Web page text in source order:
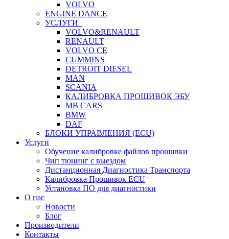
VOLVO
ENGINE DANCE
УСЛУГИ
VOLVO&RENAULT
RENAULT
VOLVO CE
CUMMINS
DETROIT DIESEL
MAN
SCANIA
КАЛИБРОВКА ПРОШИВОК ЭБУ
MB CARS
BMW
DAF
БЛОКИ УПРАВЛЕНИЯ (ECU)
Услуги
Обучение калибровке файлов прошивки
Чип тюнинг с выездом
Дистанционная Диагностика Транспорта
Калибровка Прошивок ECU
Установка ПО для диагностики
О нас
Новости
Блог
Производители
Контакты